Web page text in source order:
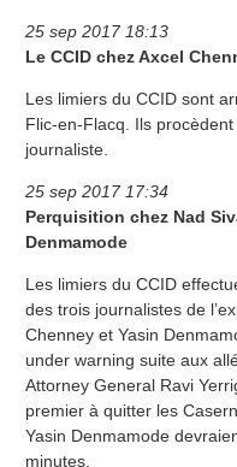
25 sep 2017 18:13
Le CCID chez Axcel
Les limiers du CCID sont
Flic-en-Flacq. Ils
journaliste.
25 sep 2017 17:34
Perquisition chez Nad
Denmamode
Les limiers du CCID
des trois journalistes de
Chenney et Yasin
under warning suite aux
Attorney General Ravi
premier à quitter les
Yasin Denmamode
minutes.